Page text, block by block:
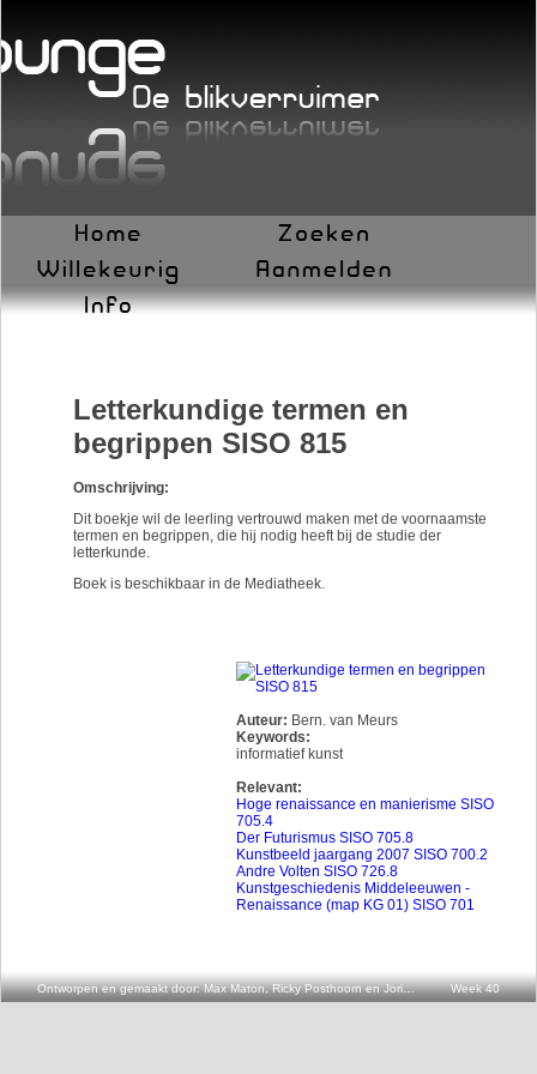
Letterkundige termen en
begrippen SISO 815
Omschrijving:
Dit boekje wil de leerling vertrouwd maken met de voornaamste
termen en begrippen, die hij nodig heeft bij de studie der
letterkunde.
Boek is beschikbaar in de Mediatheek.
Auteur: Bern. van Meurs
Keywords:
informatief kunst
Relevant:
Hoge renaissance en manierisme SISO
705.4
Der Futurismus SISO 705.8
Kunstbeeld jaargang 2007 SISO 700.2
Andre Volten SISO 726.8
Kunstgeschiedenis Middeleeuwen -
Renaissance (map KG 01) SISO 701
Ontworpen en gemaakt door: Max Maton, Ricky Posthoorn en Joris v.d. Oever Week 40